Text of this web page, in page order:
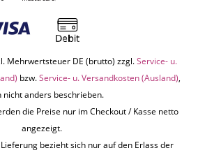
Mehrwertsteuer DE (brutto) zzgl.Service- u.
bzw.Service- u. Versandkosten (Ausland),
nicht anders beschrieben.
die Preise nur im Checkout / Kasse netto
angezeigt.
bezieht sich nur auf den Erlass der